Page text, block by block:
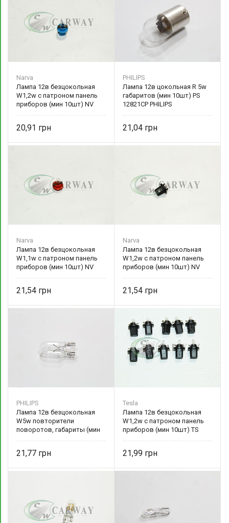
Narva
Лампа 12в безцокольная
W1,2w с патроном панель
приборов (мин 10шт) NV
20,91
PHILIPS
Лампа 12в цокольная R 5w
габаритов (мин 10шт) PS
12821CP PHILIPS
21,04
Narva
Лампа 12в безцокольная
W1,1w с патроном панель
приборов (мин 10шт) NV
21,54
Narva
Лампа 12в безцокольная
W1,2w с патроном панель
приборов (мин 10шт) NV
21,54
PHILIPS
Лампа 12в безцокольная
W5w повторители
поворотов, габариты (мин
21,77
Tesla
Лампа 12в безцокольная
W1,2w с патроном панель
приборов (мин 10шт) TS
21,99